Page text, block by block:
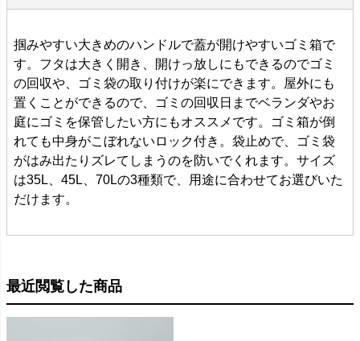
掴みやすい大きめのハンドルで蓋が開けやすいゴミ箱で
す。フタは大きく開き、開けっ放しにもできるのでゴミ
の回収や、ゴミ袋の取り付けが楽にできます。屋外にも
置くことができるので、ゴミの回収日までベランダやお
庭にゴミを保管したい方にもオススメです。ゴミ箱が倒
れても中身がこぼれないロック付き。袋止めで、ゴミ袋
がはみ出たりズレてしまうのを防いでくれます。サイズ
は35L、45L、70Lの3種類で、用途に合わせてお選びいた
だけます。
最近閲覧した商品